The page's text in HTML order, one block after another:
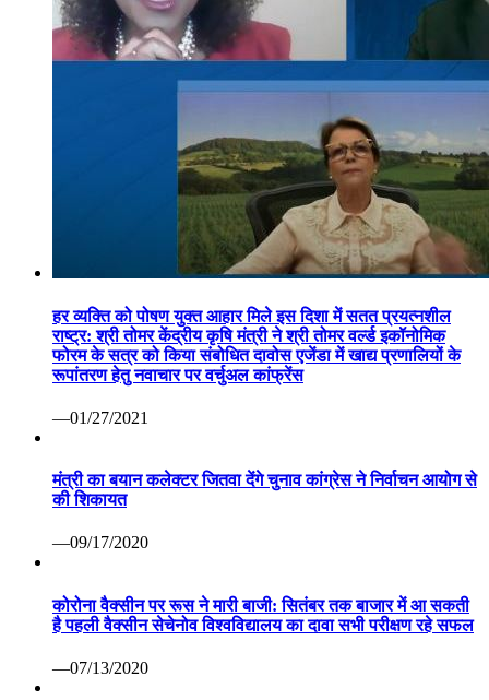
हर व्यक्ति को पोषण युक्त आहार मिले इस दिशा में सतत प्रयत्नशील
राष्ट्र: श्री तोमर केंद्रीय कृषि मंत्री ने श्री तोमर वर्ल्ड इकॉनोमिक
फोरम के सत्र को किया संबोधित दावोस एजेंडा में खाद्य प्रणालियों के
रूपांतरण हेतु नवाचार पर वर्चुअल कांफ्रेंस
—01/27/2021
मंत्री का बयान कलेक्टर जितवा देंगे चुनाव कांग्रेस ने निर्वाचन आयोग से
की शिकायत
—09/17/2020
कोरोना वैक्सीन पर रूस ने मारी बाजी: सितंबर तक बाजार में आ सकती
है पहली वैक्सीन सेचेनोव विश्वविद्यालय का दावा सभी परीक्षण रहे सफल
—07/13/2020